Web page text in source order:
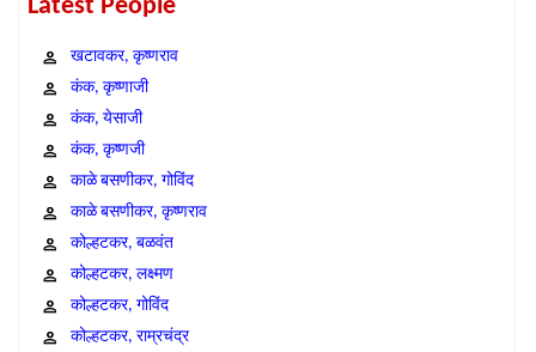
Latest People
खटावकर, कृष्णराव
कंक, कृष्णाजी
कंक, येसाजी
कंक, कृष्णजी
काळे बसणीकर, गोविंद
काळे बसणीकर, कृष्णराव
कोल्हटकर, बळवंत
कोल्हटकर, लक्ष्मण
कोल्हटकर, गोविंद
कोल्हटकर, राम्रचंद्र